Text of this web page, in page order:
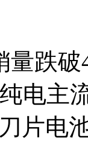
量跌
电主
片电